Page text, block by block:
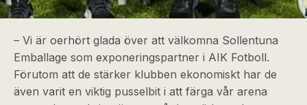
– Vi är oerhört glada över att välkomna Sollentuna
Emballage som exponeringspartner i AIK Fotboll.
Förutom att de stärker klubben ekonomiskt har de
även varit en viktig pusselbit i att färga vår arena